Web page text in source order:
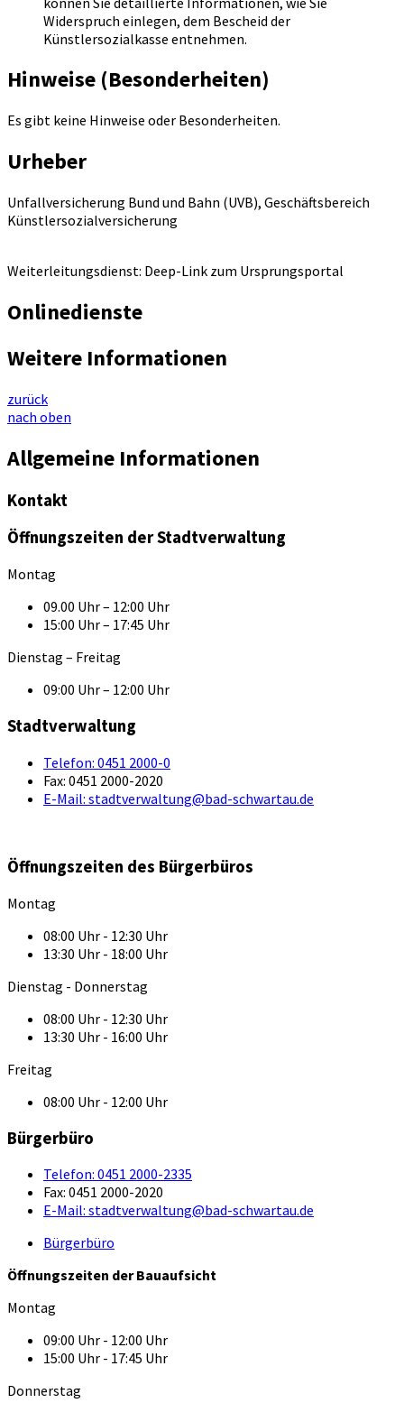
Widerspruch einlegen, dem Bescheid der
Künstlersozialkasse entnehmen.
Hinweise (Besonderheiten)
Es gibt keine Hinweise oder Besonderheiten.
Urheber
Unfallversicherung Bund und Bahn (UVB), Geschäftsbereich
Künstlersozialversicherung
Weiterleitungsdienst: Deep-Link zum Ursprungsportal
Onlinedienste
Weitere Informationen
zurück
nach oben
Allgemeine Informationen
Kontakt
Öffnungszeiten der Stadtverwaltung
Montag
09.00 Uhr – 12:00 Uhr
15:00 Uhr – 17:45 Uhr
Dienstag – Freitag
09:00 Uhr – 12:00 Uhr
Stadtverwaltung
Telefon: 0451 2000-0
Fax: 0451 2000-2020
E-Mail: stadtverwaltung@bad-schwartau.de
Öffnungszeiten des Bürgerbüros
Montag
08:00 Uhr - 12:30 Uhr
13:30 Uhr - 18:00 Uhr
Dienstag - Donnerstag
08:00 Uhr - 12:30 Uhr
13:30 Uhr - 16:00 Uhr
Freitag
08:00 Uhr - 12:00 Uhr
Bürgerbüro
Telefon: 0451 2000-2335
Fax: 0451 2000-2020
E-Mail: stadtverwaltung@bad-schwartau.de
Bürgerbüro
Öffnungszeiten der Bauaufsicht
Montag
09:00 Uhr - 12:00 Uhr
15:00 Uhr - 17:45 Uhr
Donnerstag